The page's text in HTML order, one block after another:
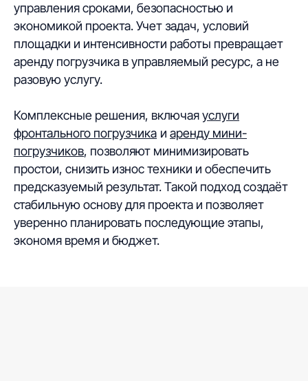
управления сроками, безопасностью и
экономикой проекта. Учет задач, условий
площадки и интенсивности работы превращает
аренду погрузчика в управляемый ресурс, а не
разовую услугу.
Комплексные решения, включаяуслуги
фронтального погрузчика и аренду мини-
погрузчиков, позволяют минимизировать
простои, снизить износ техники и обеспечить
предсказуемый результат. Такой подход создаёт
стабильную основу для проекта и позволяет
уверенно планировать последующие этапы,
экономя время и бюджет.